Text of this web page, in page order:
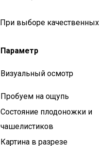
При выборе
Параметр
Визуальный осмотр
Пробуем на ощупь
Состояние плодоножки и
чашелистиков
Картина в разрезе